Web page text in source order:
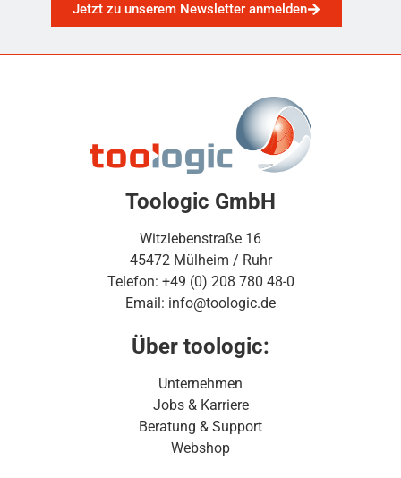
Jetzt zu unserem Newsletter anmelden
Toologic GmbH
Witzlebenstraße 16
45472 Mülheim / Ruhr
Telefon: +49 (0) 208 780 48-0
Email: info@toologic.de
Über toologic:
Unternehmen
Jobs & Karriere
Beratung & Support
Webshop